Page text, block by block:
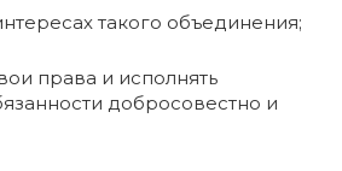
такого объединения;
права и исполнять
добросовестно и